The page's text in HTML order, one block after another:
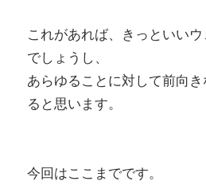
これがあれば、きっといい
でしょうし、
あらゆることに対して前向
ると思います。
今回はここまでです。